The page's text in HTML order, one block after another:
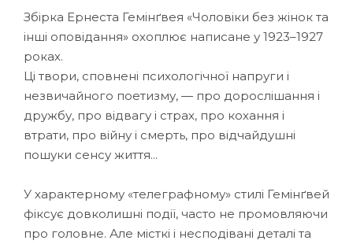
Збірка Ернеста Гемінґвея «Чоловіки без жінок та
інші оповідання» охоплює написане у 1923–1927
роках.
Ці твори, сповнені психологічної напруги і
незвичайного поетизму, — про дорослішання і
дружбу, про відвагу і страх, про кохання і
втрати, про війну і смерть, про відчайдушні
пошуки сенсу життя...
У характерному «телеграфному» стилі Гемінґвей
фіксує довколишні події, часто не промовляючи
про головне. Але місткі і несподівані деталі та